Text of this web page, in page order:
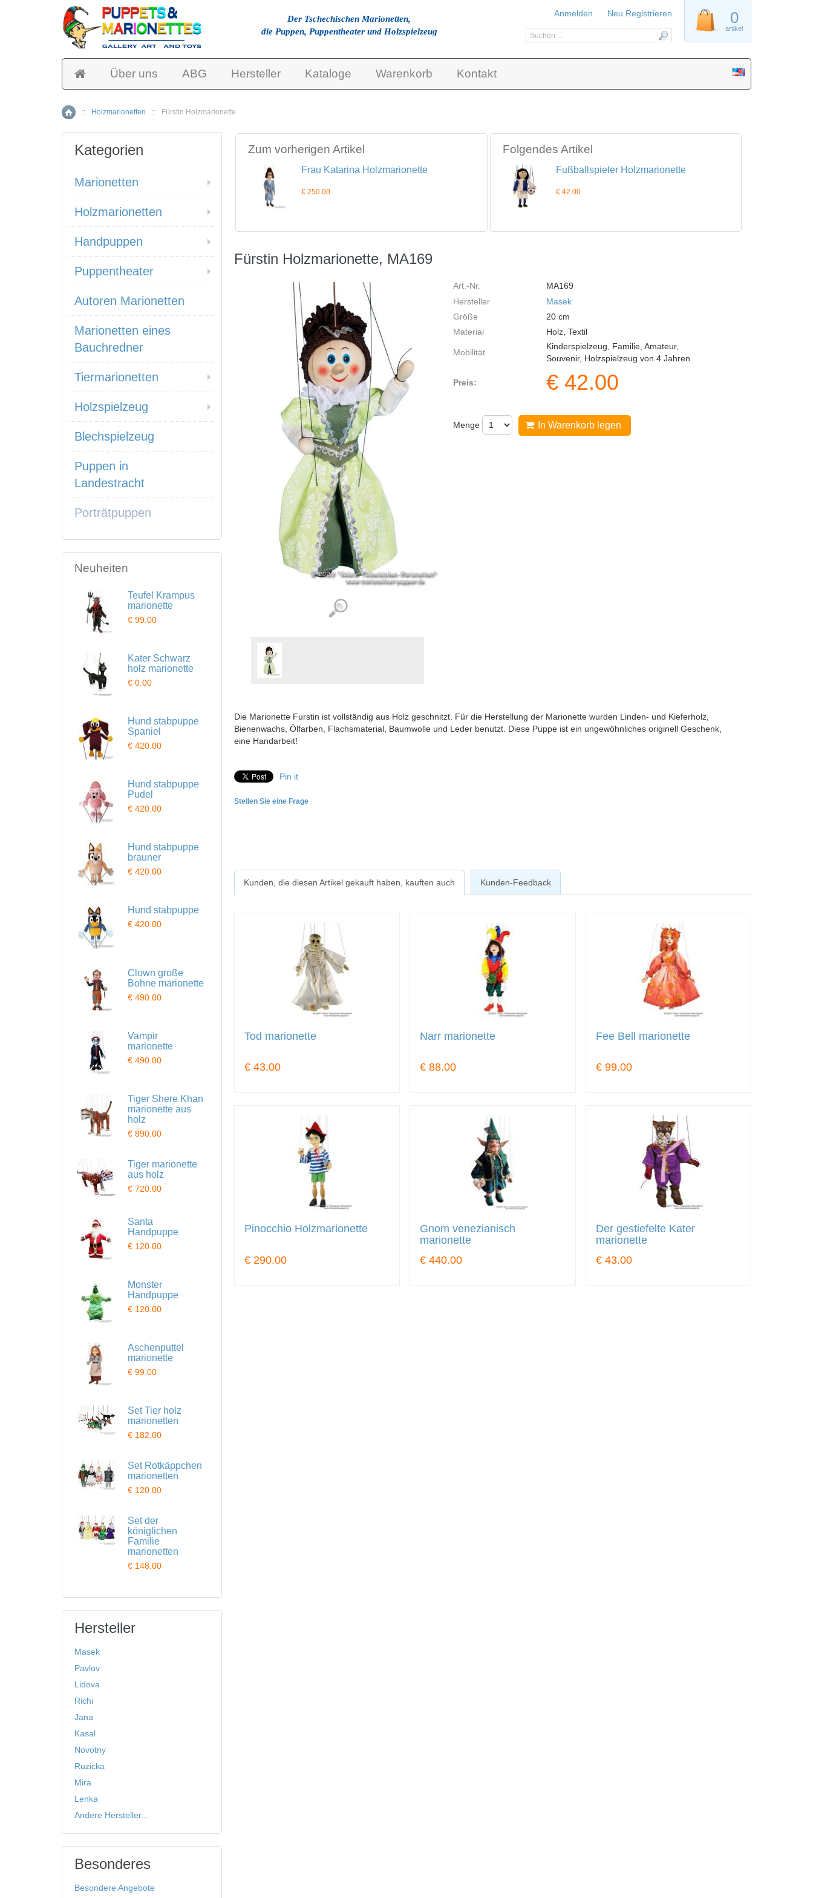
Über uns ABG Hersteller Kataloge Warenkorb Kontakt
Home
:: Holzmarionetten :: Fürstin Holzmarionette
Zum vorherigen Artikel
Frau Katarina Holzmarionette
€ 250.00
Folgendes Artikel
Fußballspieler Holzmarionette
€ 42.00
Fürstin Holzmarionette, MA169
Art.-Nr.
MA169
Hersteller
Masek
Größe
20 cm
Material
Holz, Textil
Mobilität
Kinderspielzeug, Familie, Amateur,
Souvenir, Holzspielzeug von 4 Jahren
Preis: € 42.00
Menge In Warenkorb legen
Die Marionette Furstin ist vollständig aus Holz geschnitzt. Für die Herstellung der Marionette wurden Linden- und Kieferholz,
Bienenwachs, Ölfarben, Flachsmaterial, Baumwolle und Leder benutzt. Diese Puppe ist ein ungewöhnliches originell Geschenk,
eine Handarbeit!
Pin it
Stellen Sie eine Frage
Kunden, die diesen Artikel gekauft haben, kauften auch Kunden-Feedback
Tod marionette
€ 43.00
Narr marionette
€ 88.00
Fee Bell marionette
€ 99.00
Pinocchio Holzmarionette
€ 290.00
Gnom venezianisch
marionette
€ 440.00
Der gestiefelte Kater
marionette
€ 43.00
Kategorien
Marionetten
Holzmarionetten
Handpuppen
Puppentheater
Autoren Marionetten
Marionetten eines
Bauchredner
Tiermarionetten
Holzspielzeug
Blechspielzeug
Puppen in
Landestracht
Porträtpuppen
Neuheiten
Teufel Krampus
marionette
€ 99.00
Kater Schwarz
holz marionette
€ 0.00
Hund stabpuppe
Spaniel
€ 420.00
Hund stabpuppe
Pudel
€ 420.00
Hund stabpuppe
brauner
€ 420.00
Hund stabpuppe
€ 420.00
Clown große
Bohne marionette
€ 490.00
Vampir
marionette
€ 490.00
Tiger Shere Khan
marionette aus
holz
€ 890.00
Tiger marionette
aus holz
€ 720.00
Santa
Handpuppe
€ 120.00
Monster
Handpuppe
€ 120.00
Aschenputtel
marionette
€ 99.00
Set Tier holz
marionetten
€ 182.00
Set Rotkäppchen
marionetten
€ 120.00
Set der
königlichen
Familie
marionetten
€ 148.00
Hersteller
Masek
Pavlov
Lidova
Richi
Jana
Kasal
Novotny
Ruzicka
Mira
Lenka
Andere Hersteller...
Besonderes
Besondere Angebote
Der Tschechischen Marionetten,
die Puppen, Puppentheater und Holzspielzeug
0
artikel
Anmelden Neu Registrieren